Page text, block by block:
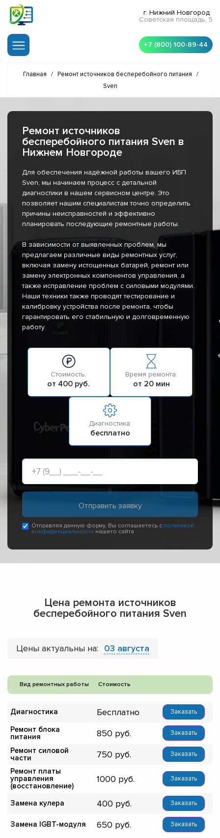
г. Нижний Новгород
Советская площадь, 5
+7 (800) 100-89-44
Главная / Ремонт источников бесперебойного питания
/
Sven
Ремонт источников
бесперебойного питания Sven в
Нижнем Новгороде
Для обеспечения надёжной работы вашего ИБП
Sven, мы начинаем процесс с детальной
диагностики в нашем сервисном центре. Это
позволяет нашим специалистам точно определить
причины неисправностей и эффективно
планировать последующие ремонтные работы.
В зависимости от выявленных проблем, мы
предлагаем различные виды ремонтных услуг,
включая замену истощенных батарей, ремонт или
замену электронных компонентов управления, а
также исправление проблем с силовыми модулями.
Наши техники также проводят тестирование и
калибровку устройства после ремонта, чтобы
гарантировать его стабильную и долговременную
работу.
Стоимость:
от 400 руб.
Время ремонта:
от 20 мин
Диагностика:
бесплатно
Отправляя данную форму, Вы соглашаетесь с политикой
конфиденциальности нашего сайта
Цена ремонта источников
бесперебойного питания Sven
Цены актуальны на: 03 августа
Вид ремонтных работы Стоимость
Диагностика Бесплатно Заказать
Ремонт блока
питания
850 Заказать
Ремонт силовой
части
750 Заказать
Ремонт платы
управления
(восстановление)
1000 Заказать
Замена кулера 400 Заказать
Замена IGBT-модуля 650 Заказать